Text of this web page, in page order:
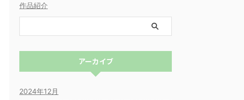
作品紹介
アーカイブ
2024年12月